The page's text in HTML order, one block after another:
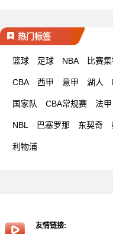
热门标签
篮球 足球 NBA 比赛
CBA 西甲 意甲 湖人
国家队 CBA常规赛 法甲
NBL 巴塞罗那 东契奇
利物浦
友情链接: